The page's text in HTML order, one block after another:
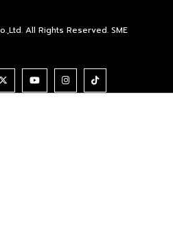
All Rights Reserved. SME